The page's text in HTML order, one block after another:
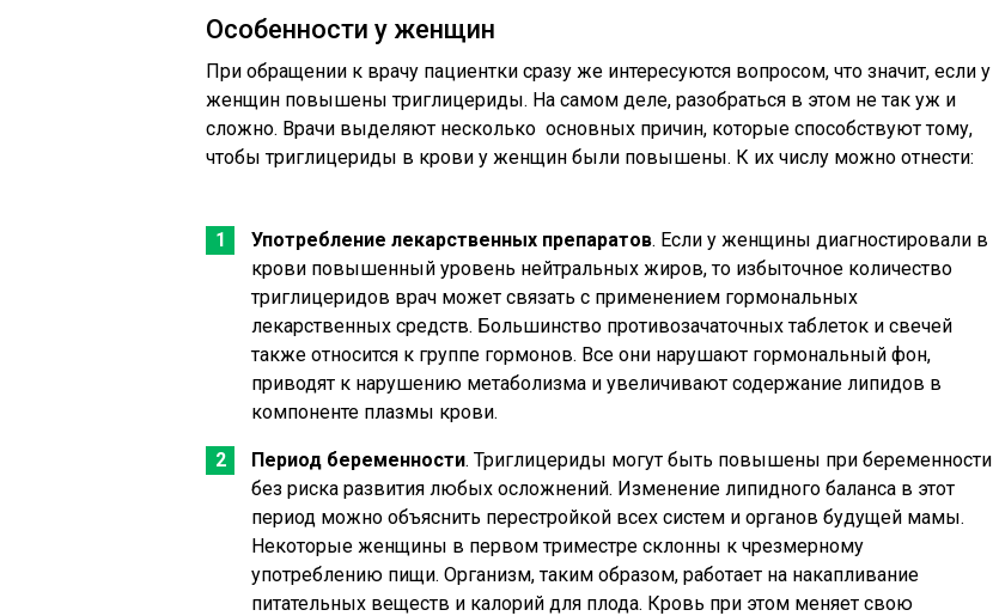
Особенности у женщин
При обращении к врачу пациентки сразу же интересуются вопросом, что значит, если у
женщин повышены триглицериды. На самом деле, разобраться в этом не так уж и
сложно. Врачи выделяют несколько основных причин, которые способствуют тому,
чтобы триглицериды в крови у женщин были повышены. К их числу можно отнести:
Употребление лекарственных препаратов. Если у женщины диагностировали в
крови повышенный уровень нейтральных жиров, то избыточное количество
триглицеридов врач может связать с применением гормональных
лекарственных средств. Большинство противозачаточных таблеток и свечей
также относится к группе гормонов. Все они нарушают гормональный фон,
приводят к нарушению метаболизма и увеличивают содержание липидов в
компоненте плазмы крови.
Период беременности. Триглицериды могут быть повышены при беременности
без риска развития любых осложнений. Изменение липидного баланса в этот
период можно объяснить перестройкой всех систем и органов будущей мамы.
Некоторые женщины в первом триместре склонны к чрезмерному
употреблению пищи. Организм, таким образом, работает на накапливание
питательных веществ и калорий для плода. Кровь при этом меняет свою